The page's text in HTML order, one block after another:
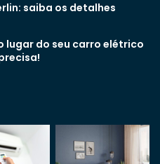
saiba os detalhes
lugar do seu carro elétrico